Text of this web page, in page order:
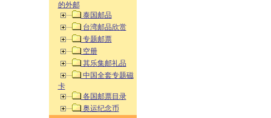
的外邮
泰国邮品
台湾邮品欣赏
专题邮票
空册
其乐集邮礼品
中国全套专题磁
卡
各国邮票目录
奥运纪念币